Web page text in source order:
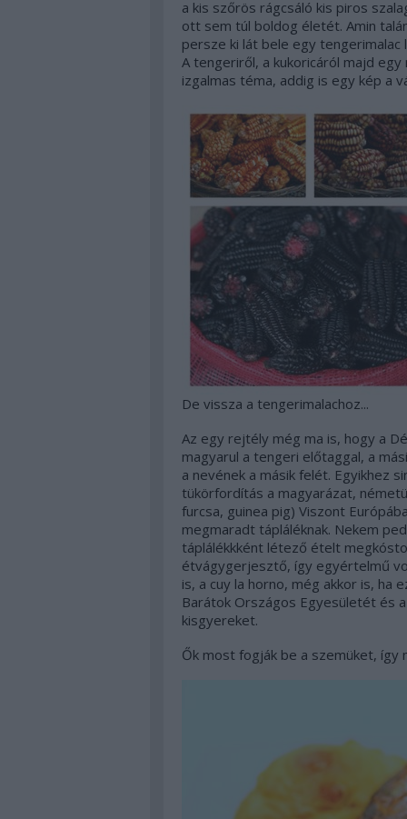
a kis szőrös rágcsáló kis piros
ott sem túl boldog életét. Amin
persze ki lát bele egy tengerimalac
A tengeriről, a kukoricáról majd
izgalmas téma, addig is egy kép a
De vissza a tengerimalachoz...
Az egy rejtély még ma is, hogy a
magyarul a tengeri előtaggal, a
a nevének a másik felét. Egyikhez
tükörfordítás a magyarázat,
furcsa, guinea pig) Viszont
megmaradt tápláléknak. Nekem
táplálékkként létező ételt
étvágygerjesztő, így egyértelmű
is, a cuy la horno, még akkor is, ha
Barátok Országos Egyesületét és
kisgyereket.
Ők most fogják be a szemüket, így